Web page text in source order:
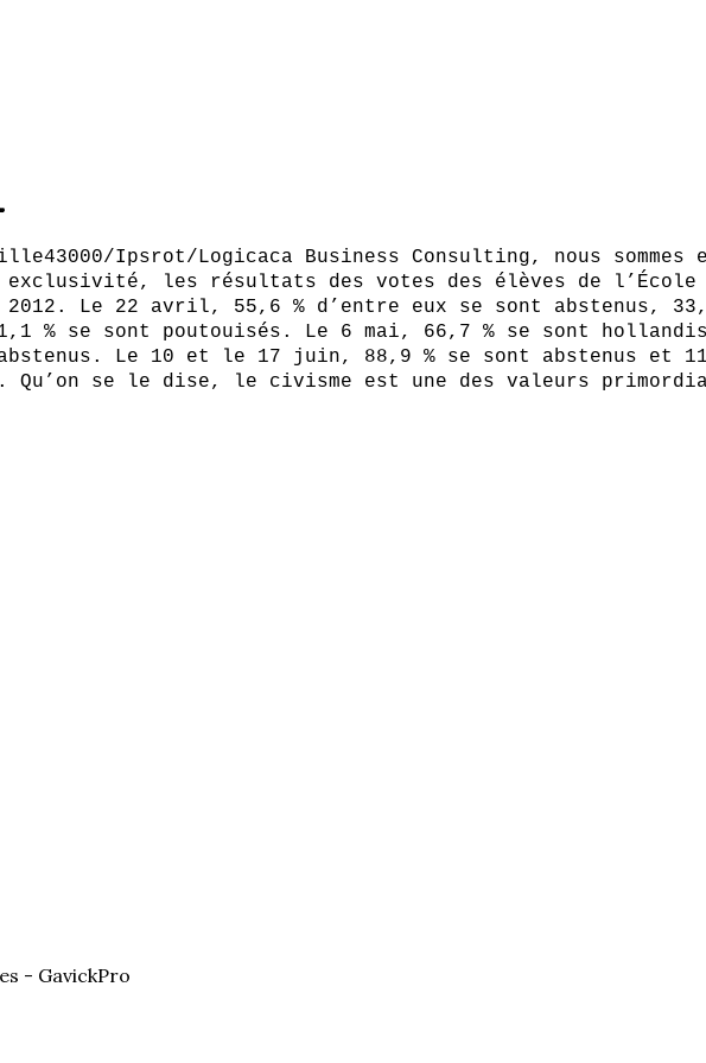
Ipsrot/Logicaca Business Consulting, nous sommes
exclusivité, les résultats des votes des élèves de l’École
2012. Le 22 avril, 55,6 % d’entre eux se sont abstenus,
% se sont poutouisés. Le 6 mai, 66,7 % se sont
Le 10 et le 17 juin, 88,9 % se sont abstenus et
Qu’on se le dise, le civisme est une des valeurs
- GavickPro